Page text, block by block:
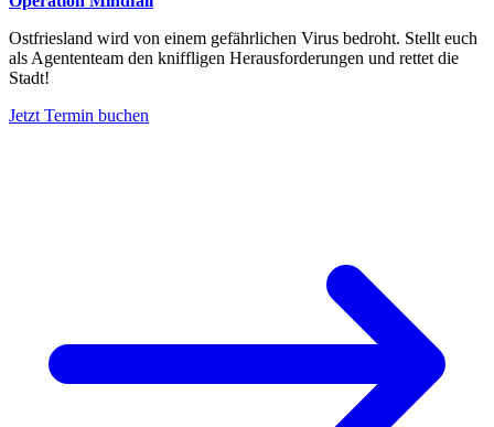
Ostfriesland wird von einem gefährlichen Virus bedroht. Stellt euch
als Agententeam den kniffligen Herausforderungen und rettet die
Stadt!
Jetzt Termin buchen